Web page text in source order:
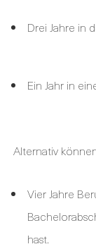
Drei Jahre in
Ein Jahr in
Alternativ
Vier Jahre
hast.